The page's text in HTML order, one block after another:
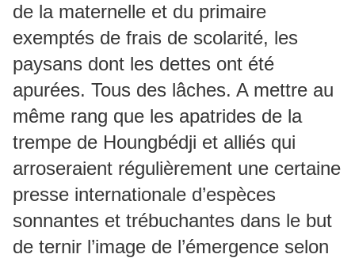
de la maternelle et du primaire
exemptés de frais de scolarité, les
paysans dont les dettes ont été
apurées. Tous des lâches. A mettre au
même rang que les apatrides de la
trempe de Houngbédji et alliés qui
arroseraient régulièrement une certaine
presse internationale d’espèces
sonnantes et trébuchantes dans le but
de ternir l’image de l’émergence selon